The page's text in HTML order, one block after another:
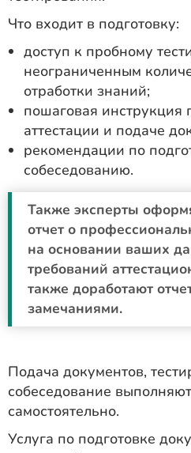
Что входит в подготовку:
доступ к пробному
неограниченным
отработки знаний;
пошаговая
аттестации и подаче
рекомендации по
собеседованию.
Также эксперты
отчет о
на основании ваших
требований
также доработают
замечаниями.
Подача документов,
собеседование
самостоятельно.
Услуга по подготовке